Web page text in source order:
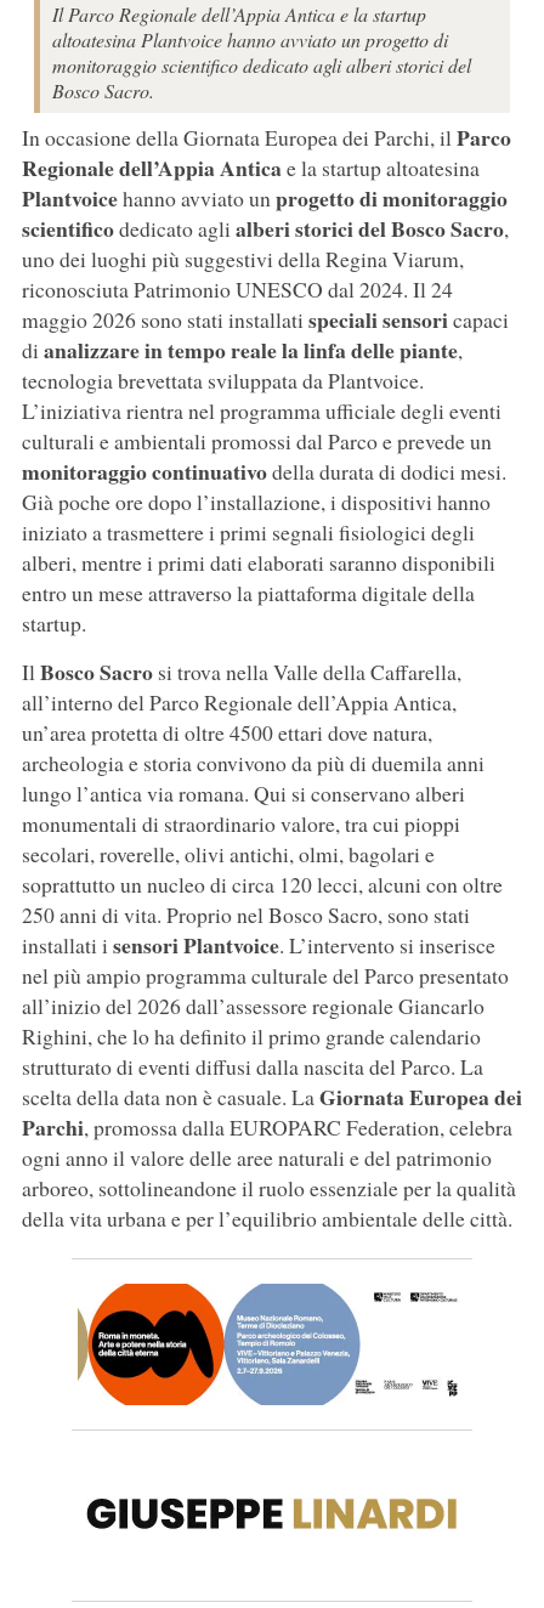
Il Parco Regionale dell’Appia Antica e la startup
altoatesina Plantvoice hanno avviato un progetto di
monitoraggio scientifico dedicato agli alberi storici del
Bosco Sacro.
In occasione della Giornata Europea dei Parchi, ilParco
Regionale dell’Appia Anticae la startup altoatesina
Plantvoicehanno avviato unprogetto di monitoraggio
scientificodedicato agli alberi storici del Bosco Sacro,
uno dei luoghi più suggestivi della Regina Viarum,
riconosciuta Patrimonio UNESCO dal 2024. Il 24
maggio 2026 sono stati installati speciali sensoricapaci
di analizzare in tempo reale la linfa delle piante,
tecnologia brevettata sviluppata da Plantvoice.
L’iniziativa rientra nel programma ufficiale degli eventi
culturali e ambientali promossi dal Parco e prevede un
monitoraggio continuativodella durata di dodici mesi.
Già poche ore dopo l’installazione, i dispositivi hanno
iniziato a trasmettere i primi segnali fisiologici degli
alberi, mentre i primi dati elaborati saranno disponibili
entro un mese attraverso la piattaforma digitale della
startup.
IlBosco Sacrosi trova nella Valle della Caffarella,
all’interno del Parco Regionale dell’Appia Antica,
un’area protetta di oltre 4500 ettari dove natura,
archeologia e storia convivono da più di duemila anni
lungo l’antica via romana. Qui si conservano alberi
monumentali di straordinario valore, tra cui pioppi
secolari, roverelle, olivi antichi, olmi, bagolari e
soprattutto un nucleo di circa 120 lecci, alcuni con oltre
250 anni di vita. Proprio nel Bosco Sacro, sono stati
installati i sensori Plantvoice. L’intervento si inserisce
nel più ampio programma culturale del Parco presentato
all’inizio del 2026 dall’assessore regionale Giancarlo
Righini, che lo ha definito il primo grande calendario
strutturato di eventi diffusi dalla nascita del Parco. La
scelta della data non è casuale. LaGiornata Europea dei
Parchi, promossa dalla EUROPARC Federation, celebra
ogni anno il valore delle aree naturali e del patrimonio
arboreo, sottolineandone il ruolo essenziale per la qualità
della vita urbana e per l’equilibrio ambientale delle città.